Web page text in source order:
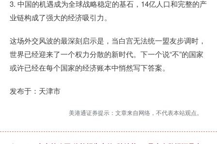
3. 中国的机遇成为全球战略稳定的基石，14亿人口和完整的产
业链构成了强大的经济吸引力。
这场外交风波的最深刻启示是，当白宫无法统一盟友步调时，
世界已经迎来了一个权力分散的新时代。下一个说“不”的国家
或许已经在每个国家的经济账本中悄然写下答案。
发布于：天津市
美港通证券提示：文章来自网络，不代表本站观点。